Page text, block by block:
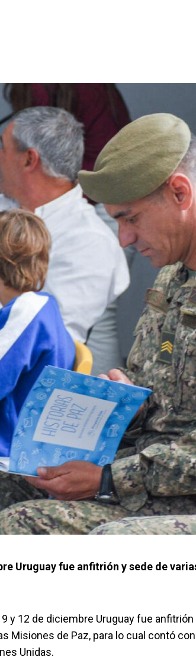
Uruguay fue anfitrión y sede de
y 12 de diciembre Uruguay fue
Misiones de Paz, para lo cual contó
Unidas.